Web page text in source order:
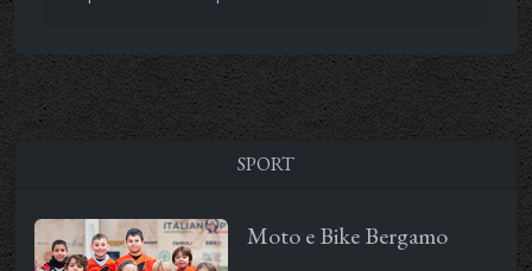
SPORT
Moto e Bike Bergamo